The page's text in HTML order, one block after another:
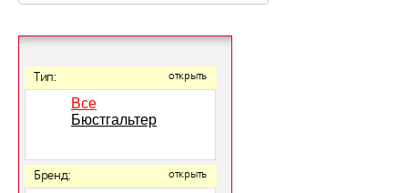
Тип: открыть
Все
Бюстгальтер
Бренд: открыть